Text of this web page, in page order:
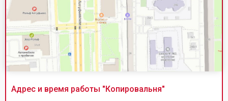
Адрес и время работы "Копировальня"